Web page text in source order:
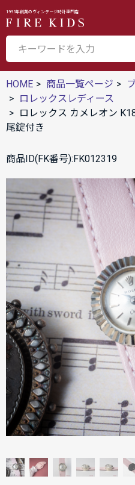
1995年創業のヴィンテージ時計専門店
HOME 商品一覧ページ
ロレックスレディース
ロレックス カメレオン
尾錠付き
商品ID(FK番号):FK012319